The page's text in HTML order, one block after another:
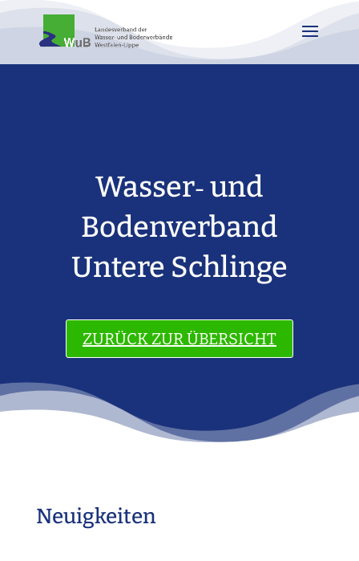
Wasser‐ und
Bodenverband
Untere Schlinge
ZURÜCK ZUR ÜBERSICHT
Neuigkeiten